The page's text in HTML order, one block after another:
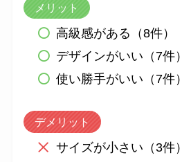
メリット
高級感がある（8件）
デザインがいい（7件）
使い勝手がいい（7件）
デメリット
サイズが小さい（3件）